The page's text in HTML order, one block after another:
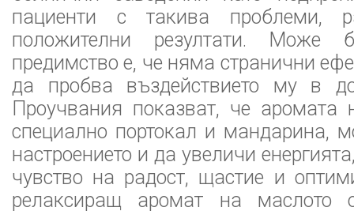
пациенти с такива проблеми,
положителни резултати. Може
предимство е, че няма странични
да пробва въздействието му в
Проучвания показват, че аромата
специално портокал и мандарина,
настроението и да увеличи
чувство на радост, щастие и
релаксиращ аромат на маслото